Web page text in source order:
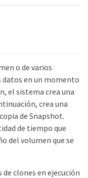
o de varios
datos en un momento
el sistema crea una
crea una
de Snapshot.
de tiempo que
del volumen que se
clones en ejecución